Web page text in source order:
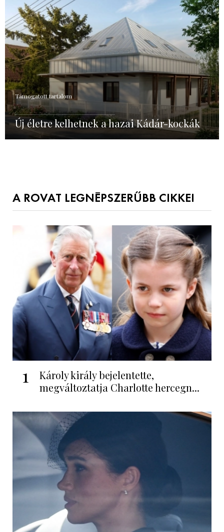
Támogatott tartalom
Új életre kelhetnek a hazai Kádár-kockák
A ROVAT LEGNÉPSZERŰBB CIKKEI
1
Károly király bejelentette,
megváltoztatja Charlotte hercegn...